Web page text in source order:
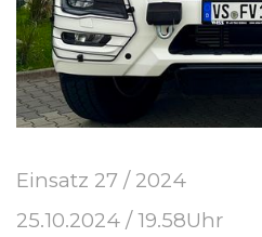
Einsatz 27 / 2024
25.10.2024 / 19.58Uhr